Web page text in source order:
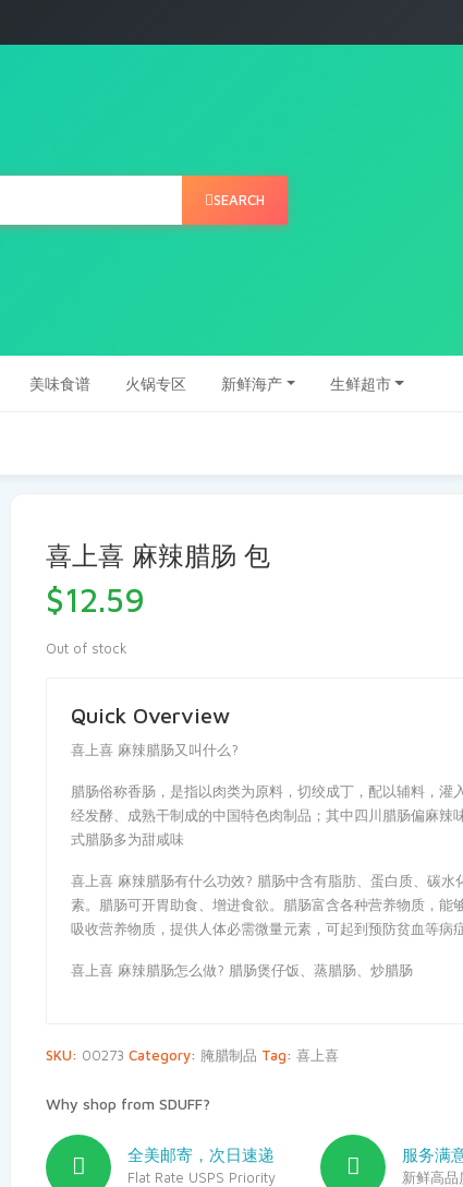
SEARCH
美味食谱 火锅专区 新鲜海产 生鲜超市
喜上喜 麻辣腊肠 包
$12.59
Out of stock
Quick Overview
喜上喜 麻辣腊肠又叫什么?
腊肠俗称香肠，是指以肉类为原料，切绞成丁，配以辅料，灌
经发酵、成熟干制成的中国特色肉制品；其中四川腊肠偏麻辣
式腊肠多为甜咸味
喜上喜 麻辣腊肠有什么功效? 腊肠中含有脂肪、蛋白质、碳水
素。腊肠可开胃助食、增进食欲。腊肠富含各种营养物质，能
吸收营养物质，提供人体必需微量元素，可起到预防贫血等病
喜上喜 麻辣腊肠怎么做? 腊肠煲仔饭、蒸腊肠、炒腊肠
SKU: 00273 Category: 腌腊制品 Tag: 喜上喜
Why shop from SDUFF?
全美邮寄，次日速递
Flat Rate USPS Priority
服务满
新鲜高